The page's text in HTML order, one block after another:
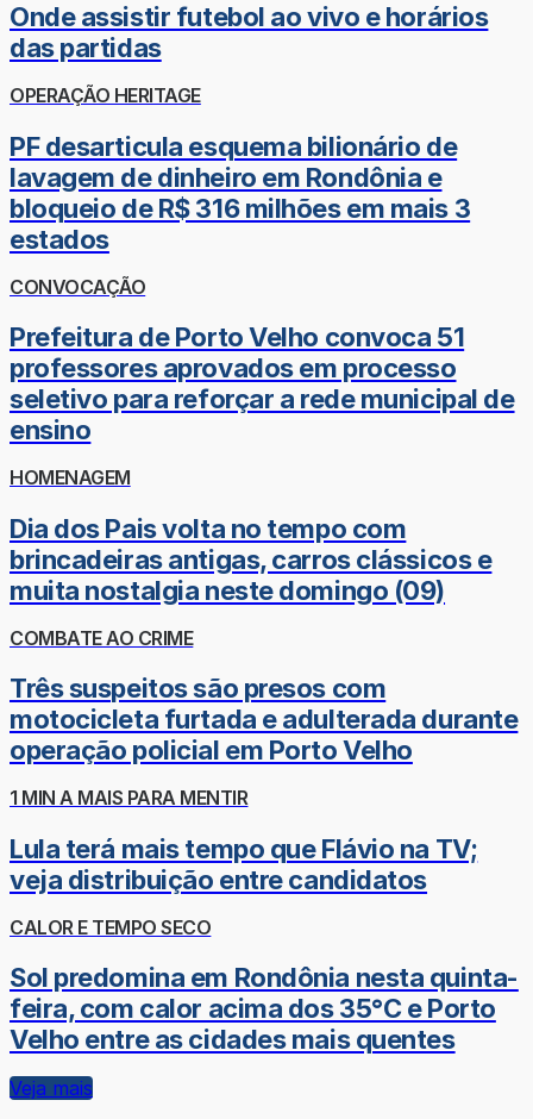
Onde assistir futebol ao vivo e horários
das partidas
OPERAÇÃO HERITAGE
PF desarticula esquema bilionário de
lavagem de dinheiro em Rondônia e
bloqueio de R$ 316 milhões em mais 3
estados
CONVOCAÇÃO
Prefeitura de Porto Velho convoca 51
professores aprovados em processo
seletivo para reforçar a rede municipal de
ensino
HOMENAGEM
Dia dos Pais volta no tempo com
brincadeiras antigas, carros clássicos e
muita nostalgia neste domingo (09)
COMBATE AO CRIME
Três suspeitos são presos com
motocicleta furtada e adulterada durante
operação policial em Porto Velho
1 MIN A MAIS PARA MENTIR
Lula terá mais tempo que Flávio na TV;
veja distribuição entre candidatos
CALOR E TEMPO SECO
Sol predomina em Rondônia nesta quinta-
feira, com calor acima dos 35°C e Porto
Velho entre as cidades mais quentes
Veja mais